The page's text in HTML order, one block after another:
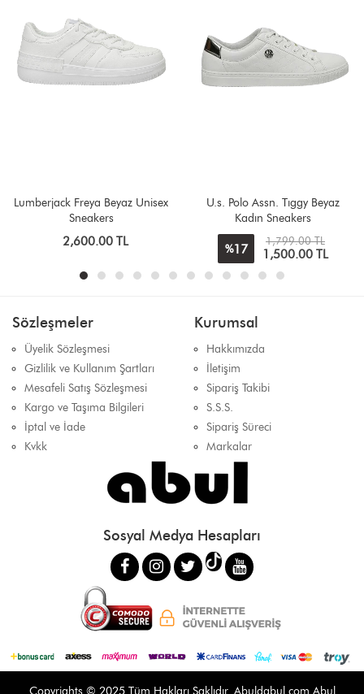
Lumberjack Freya Beyaz Unisex
Sneakers
2,600.00 TL
U.s. Polo Assn. Tıggy Beyaz
Kadın Sneakers
%17
1,799.00 TL
1,500.00 TL
Sözleşmeler
Üyelik Sözleşmesi
Gizlilik ve Kullanım Şartları
Mesafeli Satış Sözleşmesi
Kargo ve Taşıma Bilgileri
İptal ve İade
Kvkk
Kurumsal
Hakkımızda
İletişim
Sipariş Takibi
S.S.S.
Sipariş Süreci
Markalar
Sosyal Medya Hesapları